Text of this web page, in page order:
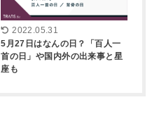
2022.05.31
5月27日はなんの日？「百人一
首の日」や国内外の出来事と星
座も